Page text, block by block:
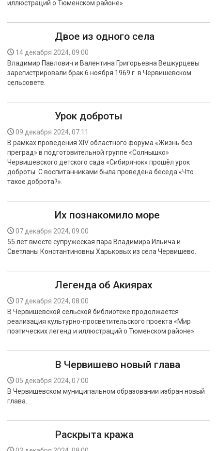
иллюстраций о Тюменском районе».
Двое из одного села
14 декабря 2024, 09:00
Владимир Павлович и Валентина Григорьевна Вешкурцевы
зарегистрировали брак 6 ноября 1969 г. в Червишевском
сельсовете.
Урок доброты
09 декабря 2024, 07:11
В рамках проведения XIV областного форума «Жизнь без
преград» в подготовительной группе «Солнышко»
Червишевского детского сада «Сибирячок» прошёл урок
доброты. С воспитанниками была проведена беседа «Что
такое доброта?».
Их познакомило море
07 декабря 2024, 09:00
55 лет вместе супружеская пара Владимира Ильича и
Светланы Константиновны Харьковых из села Червишево.
Легенда об Акиярах
07 декабря 2024, 08:00
В Червишевской сельской библиотеке продолжается
реализация культурно-просветительского проекта «Мир
поэтических легенд и иллюстраций о Тюменском районе».
В Червишево новый глава
05 декабря 2024, 07:00
В Червишевском муниципальном образовании избран новый
глава.
Раскрыта кража